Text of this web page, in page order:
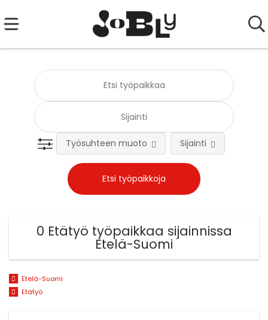
Työsuhteen muoto Sijainti
0 Etätyö työpaikkaa sijainnissa
Etelä-Suomi
Etelä-Suomi
Etätyö